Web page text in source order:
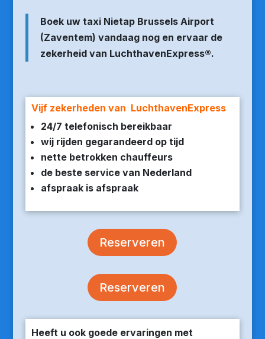
Boek uw taxi Nietap Brussels Airport
(Zaventem) vandaag nog en ervaar de
zekerheid van LuchthavenExpress®.
Vijf zekerheden van LuchthavenExpress
24/7 telefonisch bereikbaar
wij rijden gegarandeerd op tijd
nette betrokken chauffeurs
de beste service van Nederland
afspraak is afspraak
Reserveren
Reserveren
Heeft u ook goede ervaringen met